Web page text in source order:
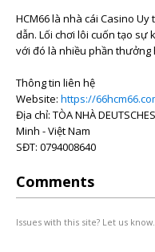
HCM66 là nhà cái Casino
dẫn. Lối chơi lôi cuốn tạo sự
với đó là nhiều phần thưởng
Thông tin liên hệ
Website: https://
Địa chỉ: TÒA NHÀ
Minh - Việt Nam
SĐT: 0794008640
Comments
Issues with this site? Let us know.